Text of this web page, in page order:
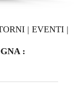
| EVENTI |
: